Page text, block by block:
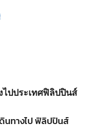
ปประเทศฟิลิปปินส์
นทางไป ฟิลิปปินส์